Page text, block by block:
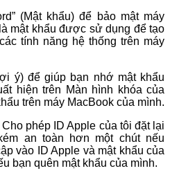
(Mật khẩu) để bảo mật máy
mật khẩu được sử dụng để tạo
tính năng hệ thống trên máy
ý) để giúp bạn nhớ mật khẩu
hiện trên Màn hình khóa của
trên máy MacBook của mình.
phép ID Apple của tôi đặt lại
an toàn hơn một chút nếu
vào ID Apple và mật khẩu của
bạn quên mật khẩu của mình.